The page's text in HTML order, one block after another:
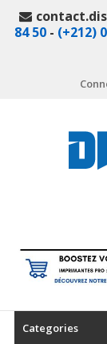
84 50 - (+212)
en
ligne
matériel
informatique
Categories